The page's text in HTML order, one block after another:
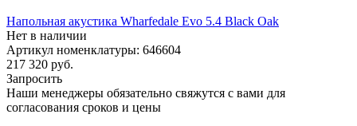
Напольная акустика Wharfedale Evo 5.4 Black Oak
Нет в наличии
Артикул номенклатуры: 646604
217 320 руб.
Запросить
Наши менеджеры обязательно свяжутся с вами для
согласования сроков и цены